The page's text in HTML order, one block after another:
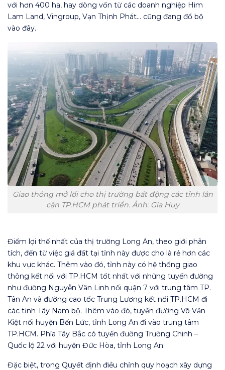
với hơn 400 ha, hay dòng vốn từ các doanh nghiệp Him
Lam Land, Vingroup, Vạn Thịnh Phát… cũng đang đổ bộ
vào đây.
Giao thông mở lối cho thị trường bất động các tỉnh lân
cận TP.HCM phát triển. Ảnh: Gia Huy
Điểm lợi thế nhất của thị trường Long An, theo giới phân
tích, đến từ việc giá đất tại tỉnh này được cho là rẻ hơn các
khu vực khác. Thêm vào đó, tỉnh này có hệ thống giao
thông kết nối với TP.HCM tốt nhất với những tuyến đường
như đường Nguyễn Văn Linh nối quận 7 với trung tâm TP.
Tân An và đường cao tốc Trung Lương kết nối TP.HCM đi
các tỉnh Tây Nam bộ. Thêm vào đó, tuyến đường Võ Văn
Kiệt nối huyện Bến Lức, tỉnh Long An đi vào trung tâm
TP.HCM. Phía Tây Bắc có tuyến đường Trường Chinh –
Quốc lộ 22 với huyện Đức Hòa, tỉnh Long An.
Đặc biệt, trong Quyết định điều chỉnh quy hoạch xây dựng